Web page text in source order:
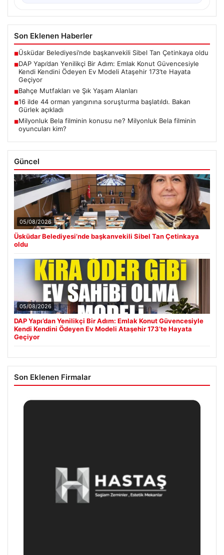
Son Eklenen Haberler
■Üsküdar Belediyesi’nde başkanvekili Sibel Tan Çetinkaya oldu
■DAP Yapı’dan Yenilikçi Bir Adım: Emlak Konut Güvencesiyle
Kendi Kendini Ödeyen Ev Modeli Ataşehir 173’te Hayata
Geçiyor
■Bahçe Mutfakları ve Şık Yaşam Alanları
■16 ilde 44 orman yangınına soruşturma başlatıldı. Bakan
Gürlek açıkladı
■Milyonluk Bela filminin konusu ne? Milyonluk Bela filminin
oyuncuları kim?
Güncel
05/08/2026
Üsküdar Belediyesi’nde başkanvekili Sibel Tan Çetinkaya
oldu
05/08/2026
DAP Yapı’dan Yenilikçi Bir Adım: Emlak Konut Güvencesiyle
Kendi Kendini Ödeyen Ev Modeli Ataşehir 173’te Hayata
Geçiyor
Son Eklenen Firmalar